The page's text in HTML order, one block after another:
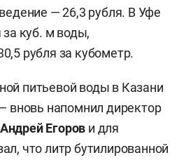
— 26,3 рубля. В Уфе
за куб. м воды,
рубля за кубометр.
питьевой воды в Казани
вновь напомнил директор
Андрей Егоров и для
что литр бутилированной